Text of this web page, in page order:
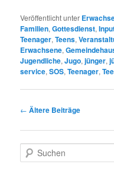
Veröffentlicht unter
Familien,Gottesdienst,
Teenager,Teens,
Erwachsene,
Jugendliche,Jugo,jünger,
service,SOS,Teenager,
Beitragsnavigation
← Ältere Beiträge
u